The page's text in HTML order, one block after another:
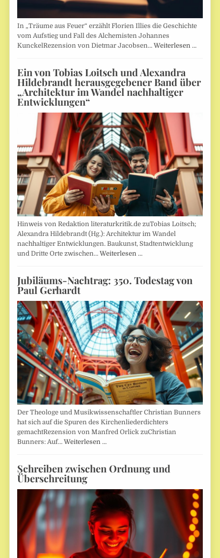
In „Träume aus Feuer“ erzählt Florien Illies die Geschichte
vom Aufstieg und Fall des Alchemisten Johannes
KunckelRezension von Dietmar Jacobsen…Weiterlesen …
Ein von Tobias Loitsch und Alexandra
Hildebrandt herausgegebener Band über
„Architektur im Wandel nachhaltiger
Entwicklungen“
Hinweis von Redaktion literaturkritik.de zuTobias Loitsch;
Alexandra Hildebrandt (Hg.): Architektur im Wandel
nachhaltiger Entwicklungen. Baukunst, Stadtentwicklung
und Dritte Orte zwischen…Weiterlesen …
Jubiläums-Nachtrag: 350. Todestag von
Paul Gerhardt
Der Theologe und Musikwissenschaftler Christian Bunners
hat sich auf die Spuren des Kirchenliederdichters
gemachtRezension von Manfred Orlick zuChristian
Bunners: Auf…Weiterlesen …
Schreiben zwischen Ordnung und
Überschreitung